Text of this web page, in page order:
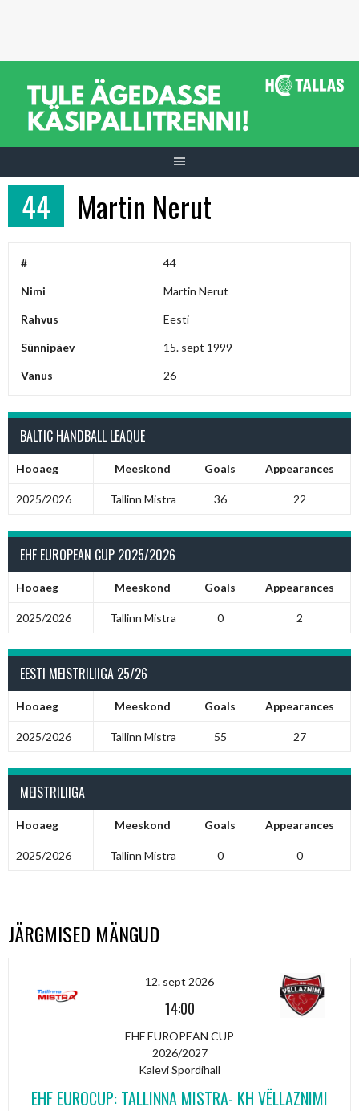
44 Martin Nerut
# 44
Nimi Martin Nerut
Rahvus Eesti
Sünnipäev 15. sept 1999
Vanus 26
BALTIC HANDBALL LEAQUE
Hooaeg Meeskond Goals Appearances
2025/2026 Tallinn Mistra 36 22
EHF EUROPEAN CUP 2025/2026
Hooaeg Meeskond Goals Appearances
2025/2026 Tallinn Mistra 0 2
EESTI MEISTRILIIGA 25/26
Hooaeg Meeskond Goals Appearances
2025/2026 Tallinn Mistra 55 27
MEISTRILIIGA
Hooaeg Meeskond Goals Appearances
2025/2026 Tallinn Mistra 0 0
JÄRGMISED MÄNGUD
12. sept 2026
14:00
EHF EUROPEAN CUP
2026/2027
Kalevi Spordihall
EHF EUROCUP: TALLINNA MISTRA- KH VËLLAZNIMI